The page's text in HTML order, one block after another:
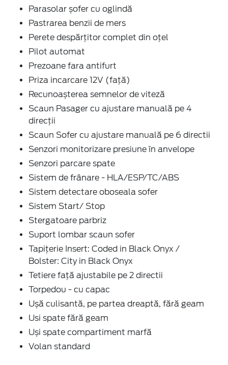
Parasolar șofer cu oglindă
Pastrarea benzii de mers
Perete despărțitor complet din oțel
Pilot automat
Prezoane fara antifurt
Priza incarcare 12V (față)
Recunoașterea semnelor de viteză
Scaun Pasager cu ajustare manuală pe 4
direcții
Scaun Sofer cu ajustare manuală pe 6 directii
Senzori monitorizare presiune în anvelope
Senzori parcare spate
Sistem de frânare - HLA/ESP/TC/ABS
Sistem detectare oboseala sofer
Sistem Start/ Stop
Stergatoare parbriz
Suport lombar scaun sofer
Tapițerie Insert: Coded in Black Onyx /
Bolster: City in Black Onyx
Tetiere față ajustabile pe 2 directii
Torpedou - cu capac
Ușă culisantă, pe partea dreaptă, fără geam
Usi spate fără geam
Uși spate compartiment marfă
Volan standard